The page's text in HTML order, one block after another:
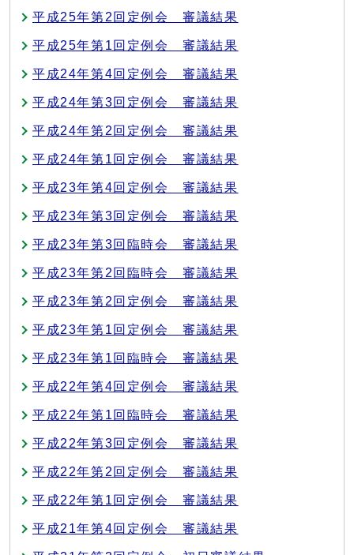
平成25年第2回定例会 審議結果
平成25年第1回定例会 審議結果
平成24年第4回定例会 審議結果
平成24年第3回定例会 審議結果
平成24年第2回定例会 審議結果
平成24年第1回定例会 審議結果
平成23年第4回定例会 審議結果
平成23年第3回定例会 審議結果
平成23年第3回臨時会 審議結果
平成23年第2回臨時会 審議結果
平成23年第2回定例会 審議結果
平成23年第1回定例会 審議結果
平成23年第1回臨時会 審議結果
平成22年第4回定例会 審議結果
平成22年第1回臨時会 審議結果
平成22年第3回定例会 審議結果
平成22年第2回定例会 審議結果
平成22年第1回定例会 審議結果
平成21年第4回定例会 審議結果